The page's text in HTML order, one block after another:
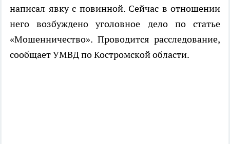
написал явку с повинной. Сейчас в отношении
него возбуждено уголовное дело по статье
«Мошенничество». Проводится расследование,
сообщает УМВД по Костромской области.